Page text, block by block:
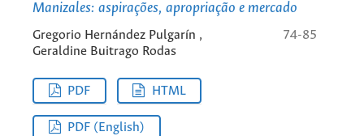
Manizales: aspirações, apropriação e mercado
Gregorio Hernández Pulgarín ,
Geraldine Buitrago Rodas
74-85
PDF HTML
PDF (English)